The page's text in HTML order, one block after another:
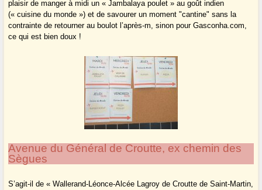
plaisir de manger à midi un « Jambalaya poulet » au goût indien
(« cuisine du monde ») et de savourer un moment "cantine" sans la
contrainte de retourner au boulot l’après-m, sinon pour Gasconha.com,
ce qui est bien doux !
Avenue du Général de Croutte, ex chemin des
Sègues
S’agit-il de « Wallerand-Léonce-Alcée Lagroy de Croutte de Saint-Martin,